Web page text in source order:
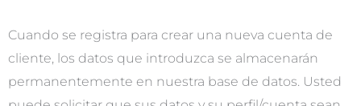
Cuando se registra para crear una nueva cuenta de
cliente, los datos que introduzca se almacenarán
permanentemente en nuestra base de datos. Usted